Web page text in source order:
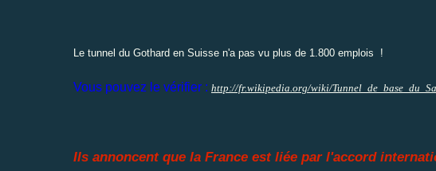
Le tunnel du Gothard en Suisse n'a pas vu plus de 1.800 emplois !
Vous pouvez le vérifier : http://fr.wikipedia.org/wiki/
Ils annoncent que la France est liée par l'accord